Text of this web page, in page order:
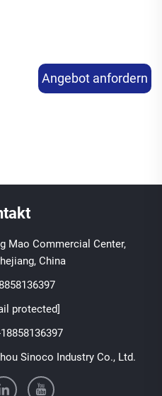
Angebot anfordern
Mao Commercial Center,
China
protected]
Sinoco Industry Co., Ltd.